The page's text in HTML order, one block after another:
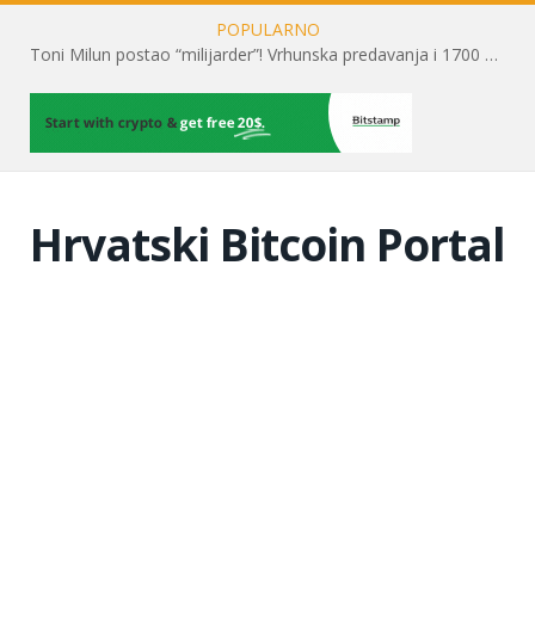
POPULARNO
Toni Milun postao “milijarder”! Vrhunska predavanja i 1700 posjetitelja obilježili su mjesec financijske pismenosti
Hrvatski Bitcoin Portal